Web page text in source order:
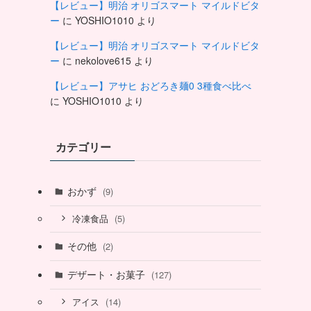
【レビュー】明治 オリゴスマート マイルドビタ
ー に YOSHIO1010 より
【レビュー】明治 オリゴスマート マイルドビタ
ー に nekolove615 より
【レビュー】アサヒ おどろき麺0 3種食べ比べ
に YOSHIO1010 より
カテゴリー
おかず (9)
冷凍食品 (5)
その他 (2)
デザート・お菓子 (127)
アイス (14)